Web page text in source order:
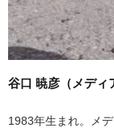
谷口 暁彦（メディ
1983年生まれ。メ